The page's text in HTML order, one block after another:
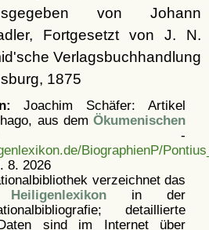
von Johann
Fortgesetzt von J. N.
Verlagsbuchhandlung
1875
Joachim Schäfer: Artikel
aus dem Ökumenischen
BiographienP/
8. 2026
verzeichnet das
in der
detaillierte
sind im Internet über